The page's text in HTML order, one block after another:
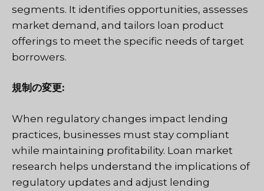
segments. It identifies opportunities, assesses
market demand, and tailors loan product
offerings to meet the specific needs of target
borrowers.
規制の変更:
When regulatory changes impact lending
practices, businesses must stay compliant
while maintaining profitability. Loan market
research helps understand the implications of
regulatory updates and adjust lending